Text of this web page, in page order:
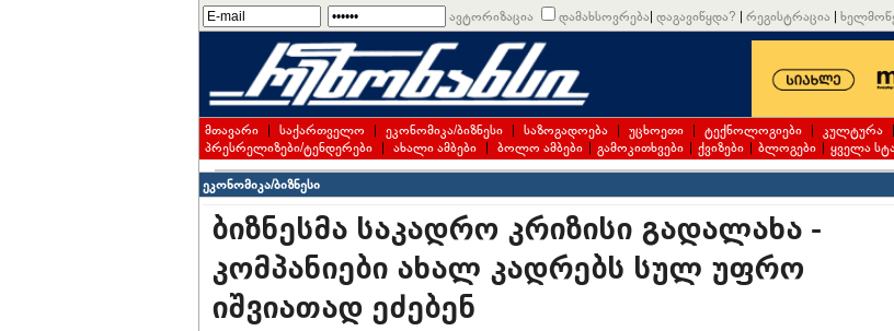
ავტორიზაცია დამახსოვრება| დაგავიწყდა? | რეგისტრაცია |
მთავარი | საქართველო | ეკონომიკა/ბიზნესი | საზოგადოება | უცხოეთი | ტექნოლოგიები | კულტურა |
პრესრელიზები/ტენდერები | ახალი ამბები | ბოლო ამბები | გამოკითხვები | ქვიზები | ბლოგები | ყველა
ეკონომიკა/ბიზნესი
ბიზნესმა საკადრო კრიზისი გადალახა -
კომპანიები ახალ კადრებს სულ უფრო
იშვიათად ეძებენ